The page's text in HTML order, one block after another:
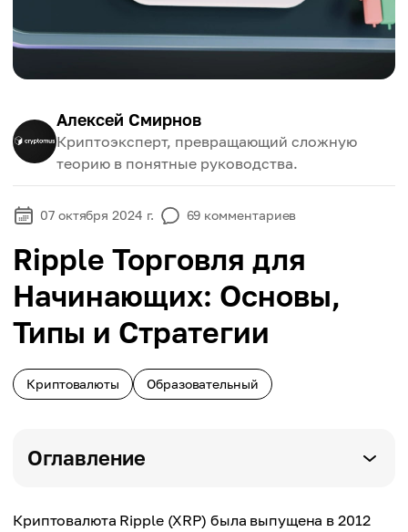
Алексей Смирнов
Криптоэксперт, превращающий сложную
теорию в понятные руководства.
07 октября 2024 г. 69 комментариев
Ripple Торговля для
Начинающих: Основы,
Типы и Стратегии
Криптовалюты Образовательный
Оглавление
Криптовалюта Ripple (XRP) была выпущена в 2012